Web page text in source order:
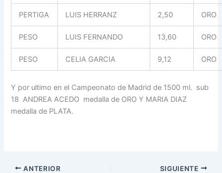
PERTIGA LUIS HERRANZ 2,50 ORO
PESO LUIS FERNANDO 13,60 ORO
PESO CELIA GARCIA 9,12 ORO
Y por ultimo en el Campeonato de Madrid de 1500 ml. sub
18 ANDREA ACEDO medalla de ORO Y MARIA DIAZ
medalla de PLATA.
ANTERIOR SIGUIENTE